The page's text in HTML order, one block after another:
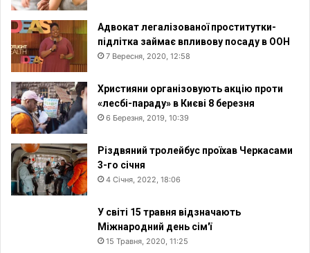
Адвокат легалізованої проститутки-
підлітка займає впливову посаду в ООН
7 Вересня, 2020, 12:58
Християни організовують акцію проти
«лесбі-параду» в Києві 8 березня
6 Березня, 2019, 10:39
Різдвяний тролейбус проїхав Черкасами
3-го січня
4 Січня, 2022, 18:06
У світі 15 травня відзначають
Міжнародний день сім'ї
15 Травня, 2020, 11:25